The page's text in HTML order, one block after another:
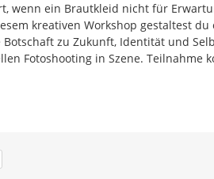
wenn ein Brautkleid nicht für
kreativen Workshop gestaltest
Botschaft zu Zukunft, Identität und
Fotoshooting in Szene. Teilnahme